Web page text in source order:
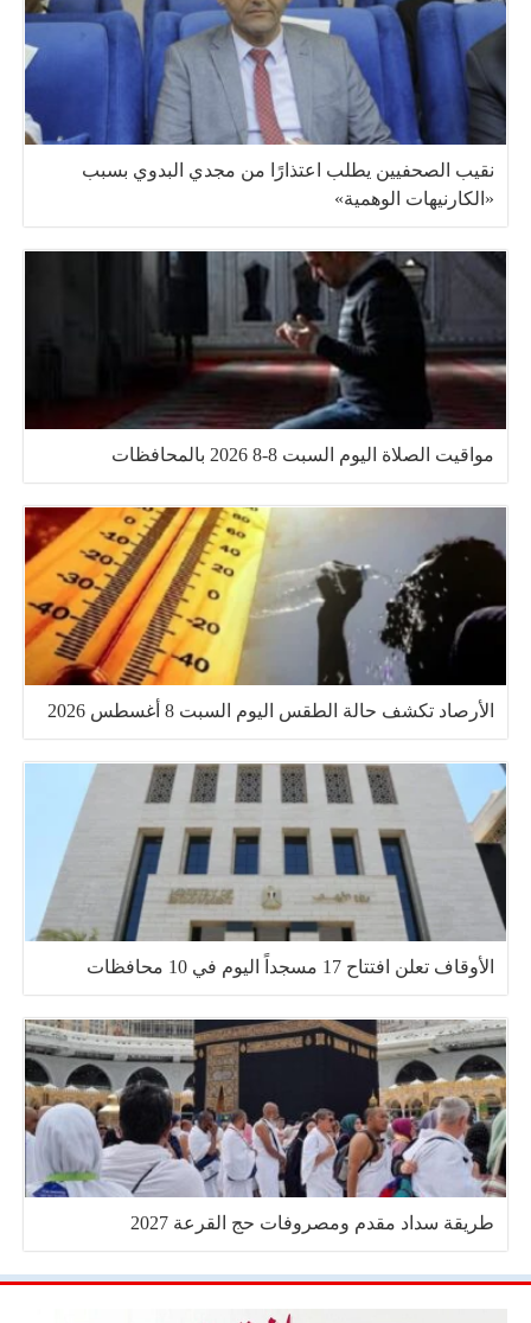
نقيب الصحفيين يطلب اعتذارًا من مجدي البدوي بسبب
«الكارنيهات الوهمية»
مواقيت الصلاة اليوم السبت 8-8 2026 بالمحافظات
الأرصاد تكشف حالة الطقس اليوم السبت 8 أغسطس 2026
الأوقاف تعلن افتتاح 17 مسجداً اليوم في 10 محافظات
طريقة سداد مقدم ومصروفات حج القرعة 2027